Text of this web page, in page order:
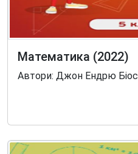
Математика (2022)
Автори: Джон Ендрю Біос